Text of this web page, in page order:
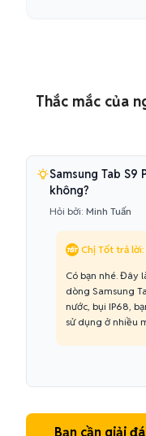
Thắc mắc của
Samsung Tab S9
không?
Hỏi bởi: Minh Tuấn
Chị Tốt trả lời:
Có bạn nhé. Đây
dòng Samsung
nước, bụi IP68,
sử dụng ở nhiều
Bạn cần giải